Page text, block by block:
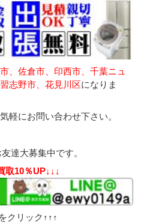
、佐倉市、印西市、千葉ニュ
志野市、花見川区になりま
軽にお問い合わせ下さい。
達大募集中です。
取10％UP↓↓↓
クリック↑↑↑